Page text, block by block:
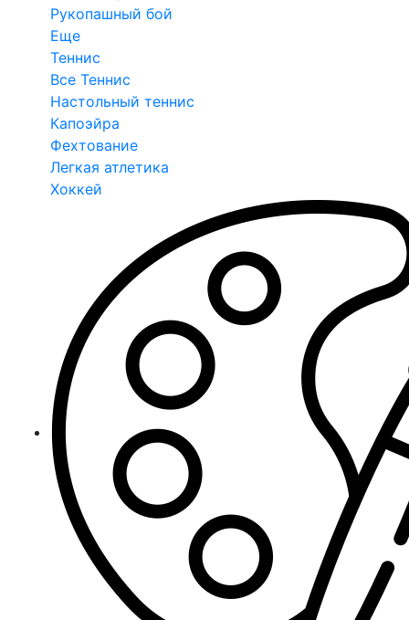
Рукопашный бой
Еще
Теннис
Все Теннис
Настольный теннис
Капоэйра
Фехтование
Легкая атлетика
Хоккей